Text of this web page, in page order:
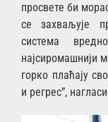
просвете би
се захваљује
система
најсиромашнији
горко плаћају
и регрес”,